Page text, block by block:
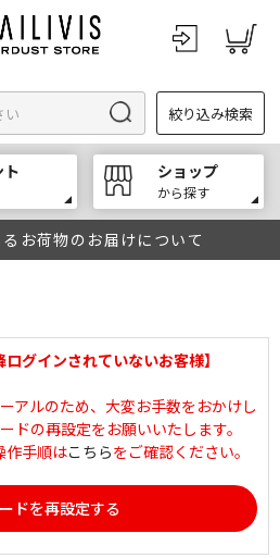
絞り込み検索
ショップ
から探す
お荷物のお届けについて
ログインされていないお客様】
アルのため、大変お手数をおかけし
ドの再設定をお願いいたします。
作手順はこちらをご確認ください。
ドを再設定する